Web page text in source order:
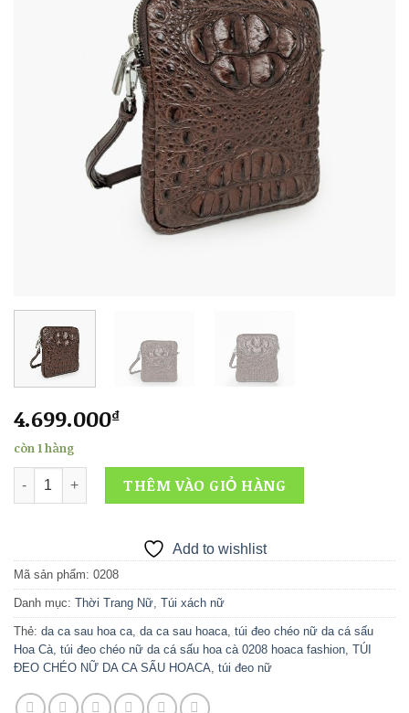
4.699.000₫
còn 1 hàng
Túi xách nữ Da Cá Sấu Hoa Cà 0208 số lượng
THÊM VÀO GIỎ HÀNG
Add to wishlist
Mã sản phẩm: 0208
Danh mục: Thời Trang Nữ Túi xách nữ
Thẻ: da ca sau hoa ca da ca sau hoaca túi đeo chéo nữ da cá sấu
Hoa Cà túi đeo chéo nữ da cá sấu hoa cà 0208 hoaca fashion TÚI
ĐEO CHÉO NỮ DA CA SẤU HOACA túi đeo nữ